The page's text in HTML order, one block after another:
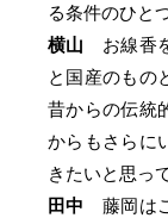
る条件のひと
横山
お線香
と国産のもの
昔からの伝統
からもさらに
きたいと思っ
田中
藤岡は